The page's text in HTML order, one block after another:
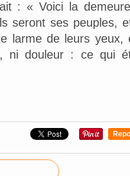
: « Voici la
seront ses peuples,
larme de leurs
ni douleur : ce qui